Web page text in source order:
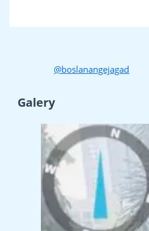
@boslanangejagad
Galery